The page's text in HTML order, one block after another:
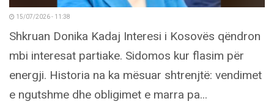
15/07/2026 - 11:38
Shkruan Donika Kadaj Interesi i Kosovës qëndron
mbi interesat partiake. Sidomos kur flasim për
energji. Historia na ka mësuar shtrenjtë: vendimet
e ngutshme dhe obligimet e marra pa...